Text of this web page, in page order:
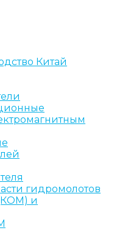
Китай
гидромолотов
и